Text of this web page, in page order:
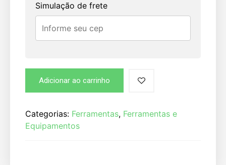
Simulação de frete
Adicionar ao carrinho
Categorias: Ferramentas, Ferramentas e
Equipamentos